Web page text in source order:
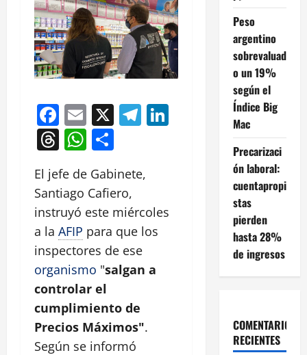
Facebook
Email
X Telegram
LinkedIn
Threads
WhatsApp
El jefe de Gabinete,
Santiago Cafiero,
instruyó este miércoles
a la AFIP para que los
inspectores de ese
organismo "salgan a
controlar el
cumplimiento de
Precios Máximos".
Según se informó
Peso
argentino
sobrevaluad
o un 19%
según el
Índice Big
Mac
Precarizaci
ón laboral:
cuentapropi
stas
pierden
hasta 28%
de ingresos
COMENTARIOS
RECIENTES